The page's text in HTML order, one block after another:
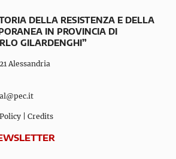
DELLA RESISTENZA E DELLA
IN PROVINCIA DI
GILARDENGHI”
Alessandria
Credits